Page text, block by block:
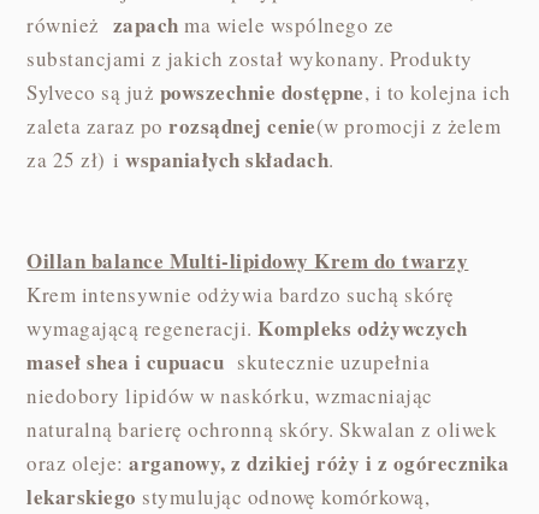
również zapach ma wiele wspólnego ze
substancjami z jakich został wykonany. Produkty
Sylveco są już powszechnie dostępne, i to kolejna ich
zaleta zaraz porozsądnej cenie(w promocji z żelem
za 25 zł) iwspaniałych składach.
Oillan balance Multi-lipidowy Krem do twarzy
Krem intensywnie odżywia bardzo suchą skórę
wymagającą regeneracji.Kompleks odżywczych
maseł shea i cupuacu skutecznie uzupełnia
niedobory lipidów w naskórku, wzmacniając
naturalną barierę ochronną skóry. Skwalan z oliwek
oraz oleje:arganowy, z dzikiej róży i z ogórecznika
lekarskiego stymulując odnowę komórkową,